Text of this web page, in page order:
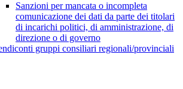
Sanzioni per mancata o incompleta
comunicazione dei dati da parte dei titolari
di incarichi politici, di amministrazione, di
direzione o di governo
gruppi consiliari regionali/provinciali